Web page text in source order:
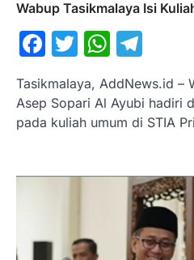
Wabup Tasikmalaya Isi
Facebook
Twitter
Tasikmalaya, AddNews.id –
Asep Sopari Al Ayubi hadiri
pada kuliah umum di STIA